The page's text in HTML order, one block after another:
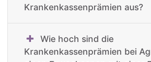
Krankenkassenprämien aus?
Wie hoch sind die
Krankenkassenprämien bei